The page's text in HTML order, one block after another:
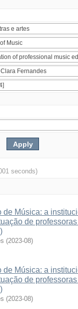
seconds)
de Música: a
de
(2023-08)
de Música: a
de
(2023-08)